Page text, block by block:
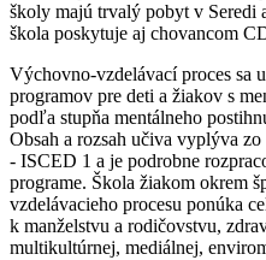
školy majú trvalý pobyt v
škola poskytuje aj chovancom
Výchovno-vzdelávací proces sa
programov pre deti a žiakov s
podľa stupňa mentálneho
Obsah a rozsah učiva vyplýva
- ISCED 1 a je podrobne
programe. Škola žiakom okrem
vzdelávacieho procesu ponúka
k manželstvu a rodičovstvu,
multikultúrnej, mediálnej,